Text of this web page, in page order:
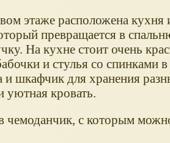
этаже расположена кухня
превращается в
На кухне стоит очень
и стулья со спинками
и шкафчик для хранения
уютная кровать.
чемоданчик, с которым